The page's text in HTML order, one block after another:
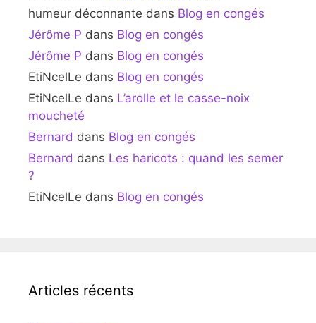
humeur déconnante dans Blog en congés
Jérôme P dans Blog en congés
Jérôme P dans Blog en congés
EtiNcelLe dans Blog en congés
EtiNcelLe dans L’arolle et le casse-noix
moucheté
Bernard dans Blog en congés
Bernard dans Les haricots : quand les semer
?
EtiNcelLe dans Blog en congés
Articles récents